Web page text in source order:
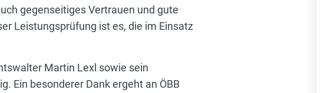
gegenseitiges Vertrauen und gute
Leistungsprüfung ist es, die im Einsatz
Martin Lexl sowie sein
Ein besonderer Dank ergeht an ÖBB